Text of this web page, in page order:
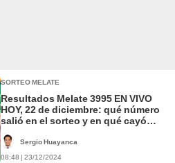
SORTEO MELATE
Resultados Melate 3995 EN VIVO
HOY, 22 de diciembre: qué número
salió en el sorteo y en qué cayó
Sergio Huayanca
08:48 | 23/12/2024